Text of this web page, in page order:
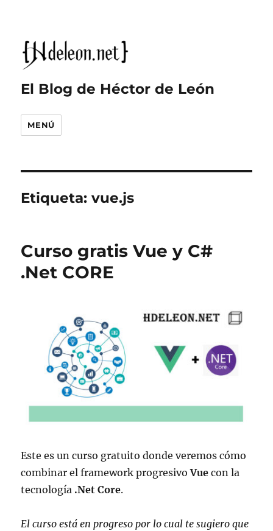
El Blog de Héctor de León
MENÚ
Etiqueta:vue.js
Curso gratis Vue y C#
.Net CORE
Este es un curso gratuito donde veremos cómo
combinar el framework progresivoVue con la
tecnología .Net Core.
El curso está en progreso por lo cual te sugiero que